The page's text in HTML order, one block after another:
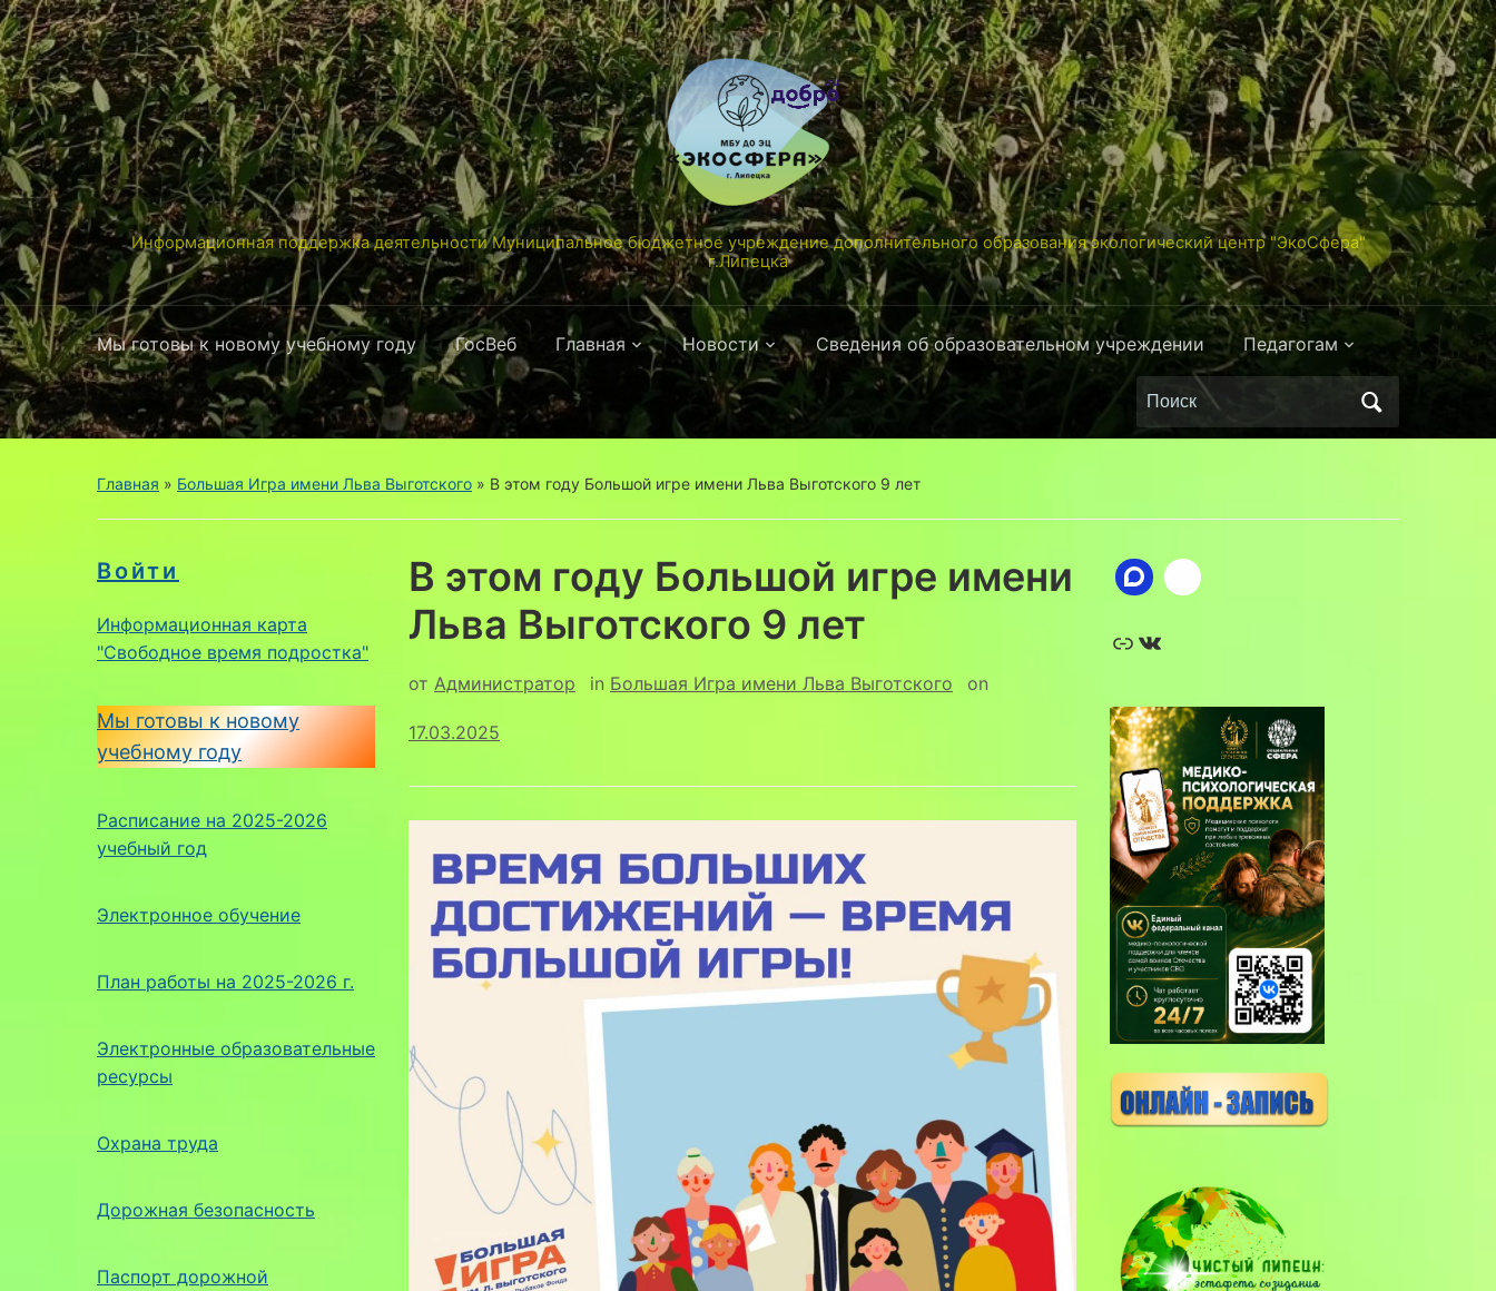
Информационная поддержка деятельности Муниципальное бюджетное учреждение дополнительного образования экологический центр "ЭкоСфера"
г.Липецка
Мы готовы к новому учебному году ГосВеб Главная Новости Сведения об образовательном учреждении Педагогам
Поиск
по:
Главная » Большая Игра имени Льва Выготского » В этом году Большой игре имени Льва Выготского 9 лет
Войти
Информационная карта
"Свободное время подростка"
Мы готовы к новому
учебному году
Расписание на 2025-2026
учебный год
Электронное обучение
План работы на 2025-2026 г.
Электронные образовательные
ресурсы
Охрана труда
Дорожная безопасность
Паспорт дорожной
В этом году Большой игре имени
Льва Выготского 9 лет
от Администратор in Большая Игра имени Льва Выготского on
17.03.2025
Ссылка